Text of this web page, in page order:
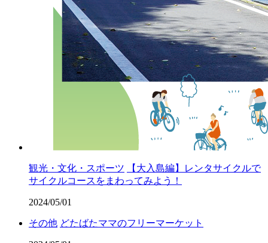
観光・文化・スポーツ
【大入島編】レンタサイクルで
サイクルコースをまわってみよう！
2024/05/01
その他 どたばたママのフリーマーケット